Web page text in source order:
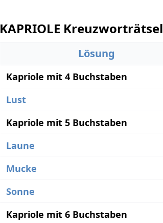
KAPRIOLE Kreuzworträtsel
Lösung
Kapriole mit 4 Buchstaben
Lust
Kapriole mit 5 Buchstaben
Laune
Mucke
Sonne
Kapriole mit 6 Buchstaben